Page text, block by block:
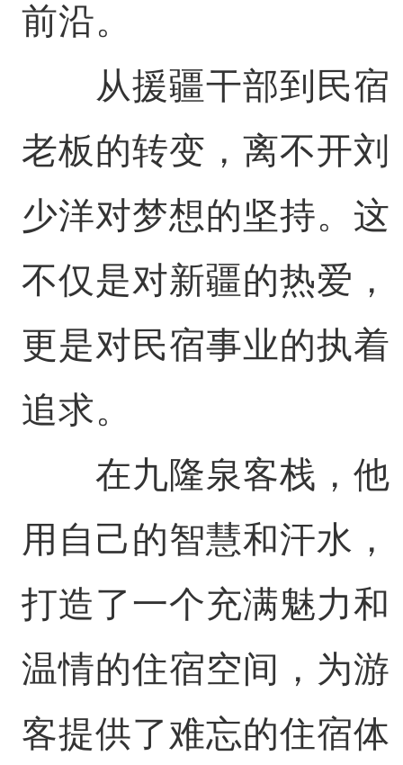
前沿。
从援疆干部到民宿
老板的转变，离不开刘
少洋对梦想的坚持。这
不仅是对新疆的热爱，
更是对民宿事业的执着
追求。
在九隆泉客栈，他
用自己的智慧和汗水，
打造了一个充满魅力和
温情的住宿空间，为游
客提供了难忘的住宿体